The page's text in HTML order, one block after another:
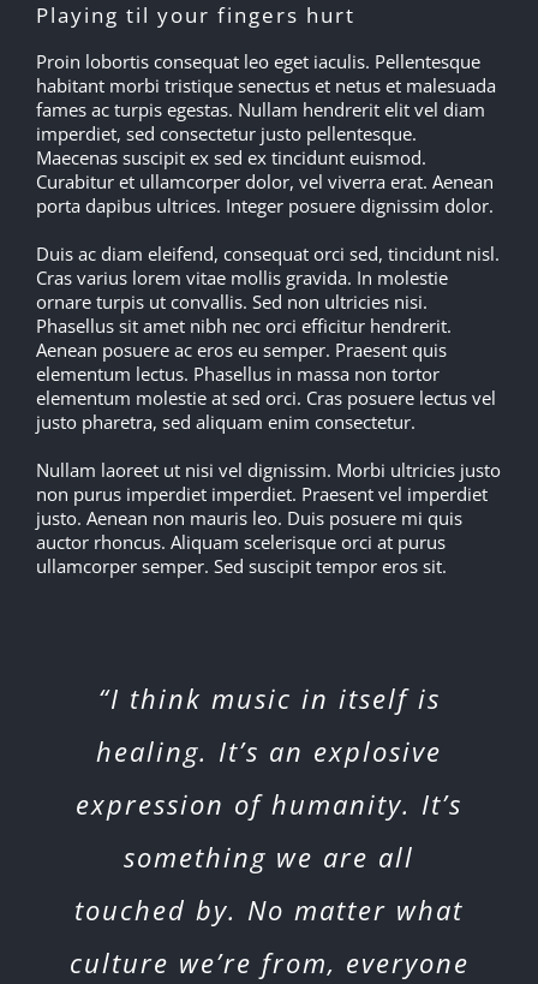
Playing til your fingers hurt
Proin lobortis consequat leo eget iaculis. Pellentesque
habitant morbi tristique senectus et netus et malesuada
fames ac turpis egestas. Nullam hendrerit elit vel diam
imperdiet, sed consectetur justo pellentesque.
Maecenas suscipit ex sed ex tincidunt euismod.
Curabitur et ullamcorper dolor, vel viverra erat. Aenean
porta dapibus ultrices. Integer posuere dignissim dolor.
Duis ac diam eleifend, consequat orci sed, tincidunt nisl.
Cras varius lorem vitae mollis gravida. In molestie
ornare turpis ut convallis. Sed non ultricies nisi.
Phasellus sit amet nibh nec orci efficitur hendrerit.
Aenean posuere ac eros eu semper. Praesent quis
elementum lectus. Phasellus in massa non tortor
elementum molestie at sed orci. Cras posuere lectus vel
justo pharetra, sed aliquam enim consectetur.
Nullam laoreet ut nisi vel dignissim. Morbi ultricies justo
non purus imperdiet imperdiet. Praesent vel imperdiet
justo. Aenean non mauris leo. Duis posuere mi quis
auctor rhoncus. Aliquam scelerisque orci at purus
ullamcorper semper. Sed suscipit tempor eros sit.
“I think music in itself is
healing. It’s an explosive
expression of humanity. It’s
something we are all
touched by. No matter what
culture we’re from, everyone